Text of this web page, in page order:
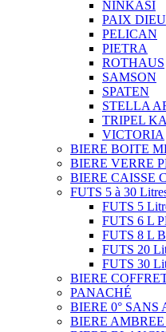
NINKASI
PAIX DIEU
PELICAN
PIETRA
ROTHAUS
SAMSON
SPATEN
STELLA
TRIPEL
VICTORIA
BIERE BOITE
BIERE VERRE
BIERE CAISSE
FUTS 5 à 30
FUTS 5
FUTS 6 L
FUTS 8 L
FUTS 20
FUTS 30
BIERE
PANACHÉ
BIERE 0° SANS
BIERE